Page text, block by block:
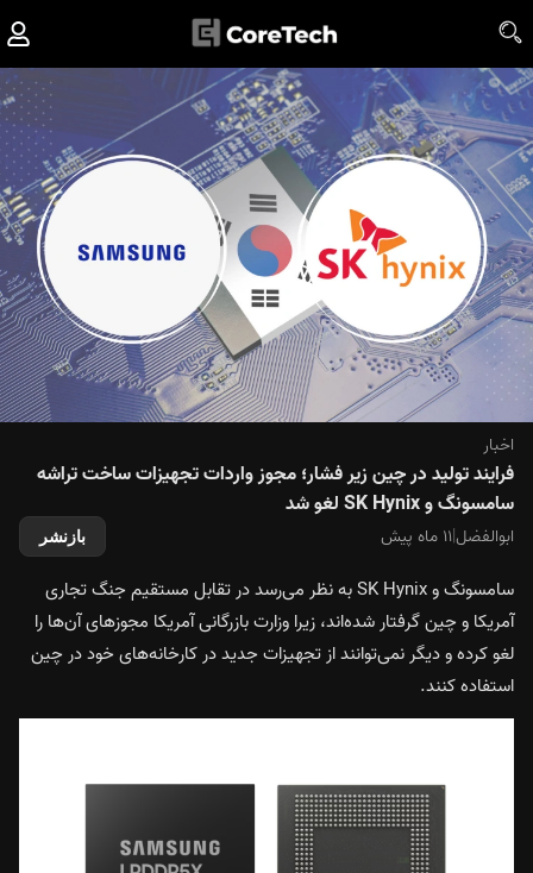
اخبار
فرایند تولید در چین زیر فشار؛ مجوز واردات تجهیزات ساخت تراشه
سامسونگ و SK Hynix لغو شد
ابوالفضل|۱۱ ماه پیش بازنشر
سامسونگ و SK Hynix به نظر می‌رسد در تقابل مستقیم جنگ تجاری
آمریکا و چین گرفتار شده‌اند، زیرا وزارت بازرگانی آمریکا مجوزهای آن‌ها را
لغو کرده و دیگر نمی‌توانند از تجهیزات جدید در کارخانه‌های خود در چین
استفاده کنند.